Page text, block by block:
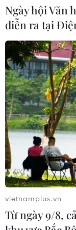
Cà Mau gỡ
xây dựng kịch
05/08/2026 01:18
Điều gì chờ đợi
tay giữa Mỹ-
04/08/2026 14:11
Sửa Luật
sản giải quyết
tiễn
Ngày hội Văn
diễn ra tại
vietnamplus.vn
Từ ngày 9/8,